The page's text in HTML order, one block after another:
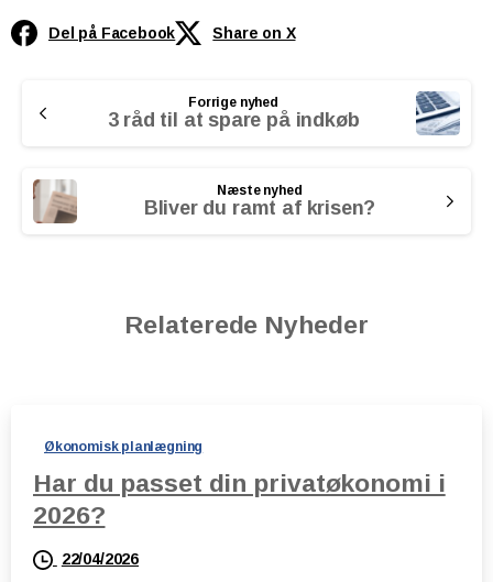
Del på Facebook Share on X
Reading
Forrige nyhed
3 råd til at spare på indkøb
Næste nyhed
Bliver du ramt af krisen?
Relaterede Nyheder
Økonomisk planlægning
Har du passet din privatøkonomi i
2026?
22/04/2026